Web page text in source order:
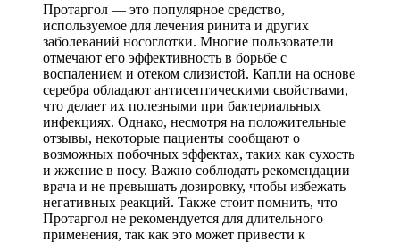
Протаргол — это популярное средство,
используемое для лечения ринита и других
заболеваний носоглотки. Многие пользователи
отмечают его эффективность в борьбе с
воспалением и отеком слизистой. Капли на основе
серебра обладают антисептическими свойствами,
что делает их полезными при бактериальных
инфекциях. Однако, несмотря на положительные
отзывы, некоторые пациенты сообщают о
возможных побочных эффектах, таких как сухость
и жжение в носу. Важно соблюдать рекомендации
врача и не превышать дозировку, чтобы избежать
негативных реакций. Также стоит помнить, что
Протаргол не рекомендуется для длительного
применения, так как это может привести к